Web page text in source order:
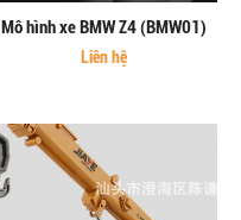
Mô hình xe BMW Z4 (BMW01)
Liên hệ